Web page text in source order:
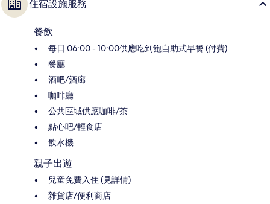
住宿設施服務
餐飲
每日 06:00 - 10:00供應吃到飽自助式早餐 (付費)
餐廳
酒吧/酒廊
咖啡廳
公共區域供應咖啡/茶
點心吧/輕食店
飲水機
親子出遊
兒童免費入住 (見詳情)
雜貨店/便利商店